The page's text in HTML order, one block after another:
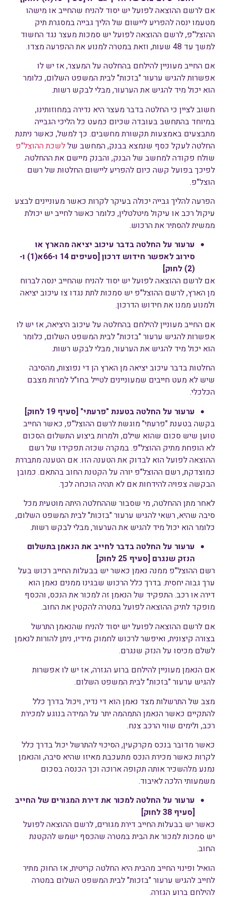
אם לרשם ההוצאה לפועל יש יסוד להניח שהחייב או מישהו
מטעמו ינסה להפריע ליישום של הליך גבייה במסגרת תיק
ההוצל"פ, לרשם ההוצאה לפועל יש סמכות מעצר נגד החשוד
למשך עד 48 שעות, וזאת במטרה למנוע את ההפרעה מצדו.
אם החייב מעוניין להילחם בהחלטה על המעצר, אז יש לו
אפשרות להגיש ערעור "בזכות" לבית המשפט השלום, כלומר
הוא יכול מיד להגיש את הערעור, מבלי לבקש רשות.
חשוב לציין כי החלטה בדבר מעצר היא נדירה במחוזותינו,
במיוחד בהתחשב בעובדה שכיום כמעט כל הליכי הגבייה
מתבצעים באמצעות תקשורת מחשבים. כך למשל, כאשר ניתנת
החלטה לעקל כסף שנמצא בבנק, המחשב שללשכת ההוצל"פ
שולח פקודה למחשב של הבנק, והבנק מיישם את ההחלטה.
לפיכך בפועל קשה כיום להפריע ליישום החלטות של רשם
הוצל"פ.
הפרעה להליך גבייה יכולה בעיקר לקרות כאשר מעוניינים לבצע
עיקול רכב או עיקול מיטלטלין, כלומר כאשר לחייב יש יכולת
ממשית להסתיר את הרכוש.
ערעור על החלטה בדבר עיכוב יציאה מהארץ או
סירוב לאפשר חידוש דרכון [סעיפים 14 ו-66א(1) ו-
(2) לחוק]
אם לרשם ההוצאה לפועל יש יסוד להניח שהחייב ינסה לברוח
מן הארץ, לרשם ההוצל"פ יש סמכות לתת נגדו צו עיכוב יציאה
ולמנוע ממנו את חידוש הדרכון.
אם החייב מעוניין להילחם בהחלטה על עיכוב היציאה, אז יש לו
אפשרות להגיש ערעור "בזכות" לבית המשפט השלום, כלומר
הוא יכול מיד להגיש את הערעור, מבלי לבקש רשות.
החלטות בדבר עיכוב יציאה מן הארץ הן די נפוצות, מהסיבה
שיש לא מעט חייבים שמעוניינים לטייל בחו"ל למרות מצבם
הכלכלי.
ערעור על החלטה בטענת "פרעתי" [סעיף 19 לחוק]
בקשה בטענת "פרעתי" מוגשת לרשם ההוצל"פ, כאשר החייב
טוען שיש סכום שהוא שילם, ולמרות ביצוע התשלום הסכום
לא הופחת מתיק ההוצל"פ. במקרה שכזה תפקידו של רשם
ההוצאה לפועל הוא לבדוק את הטענה הזו. אם הטענה מתבררת
כמוצדקת, רשם ההוצל"פ יורה על הקטנת החוב בהתאם. כמובן
הבקשה צפויה להידחות אם לא תהיה הוכחה לכך.
לאחר מתן ההחלטה, מי שסבור שההחלטה היתה מוטעית מכל
סיבה שהיא, רשאי להגיש ערעור "בזכות" לבית המשפט השלום,
כלומר הוא יכול מיד להגיש את הערעור, מבלי לבקש רשות.
ערעור על החלטה בדבר לחייב את הנאמן בתשלום
הנזק שנגרם [סעיף 25 לחוק]
רשם ההוצל"פ ממנה נאמן כאשר יש בבעלות החייב רכוש בעל
ערך גבוה יחסית. בדרך כלל הרכוש שבגינו ממנים נאמן הוא
דירה או רכב. התפקיד של הנאמן זה למכור את הנכס, והכסף
מופקד לתיק ההוצאה לפועל במטרה להקטין את החוב.
אם לרשם ההוצאה לפועל יש יסוד להניח שהנאמן התרשל
בצורה קיצונית, ואיפשר לרכוש לחמוק מידיו, ניתן להורות לנאמן
לשלם מכיסו על הנזק שנגרם.
אם הנאמן מעוניין להילחם ברוע הגזרה, אז יש לו אפשרות
להגיש ערעור "בזכות" לבית המשפט השלום.
מצב של התרשלות מצד נאמן הוא די נדיר, ויכול בדרך כלל
להתקיים כאשר הנאמן התמהמה יתר על המידה בנוגע למכירת
רכב, ולימים שווי הרכב צנח.
כאשר מדובר בנכס מקרקעין, הסיכוי להתרשל יכול בדרך כלל
לקרות כאשר מכירת הנכס מתעכבת מאיזו שהיא סיבה, והנאמן
נמנע מלהשכיר אותה תקופה ארוכה וכך הכנסה בסכום
משמעותי הלכה לאיבוד.
ערעור על החלטה למכור את דירת המגורים של החייב
[סעיף 38 לחוק]
כאשר יש בבעלות החייב דירת מגורים, לרשם ההוצאה לפועל
יש סמכות למכור את הבית במטרה שהכסף ישמש להקטנת
החוב.
הואיל ופינוי החייב מהבית היא החלטה קריטית, אז החוק מתיר
לחייב להגיש ערעור "בזכות" לבית המשפט השלום במטרה
להילחם ברוע הגזרה.